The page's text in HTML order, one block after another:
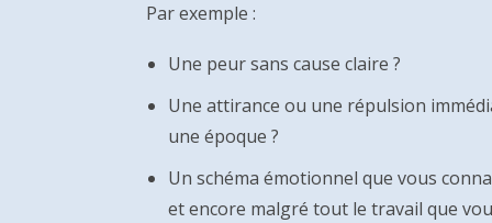
Par exemple :
Une peur sans cause claire ?
Une attirance ou une répulsion
une époque ?
Un schéma émotionnel que vous
et encore malgré tout le travail que